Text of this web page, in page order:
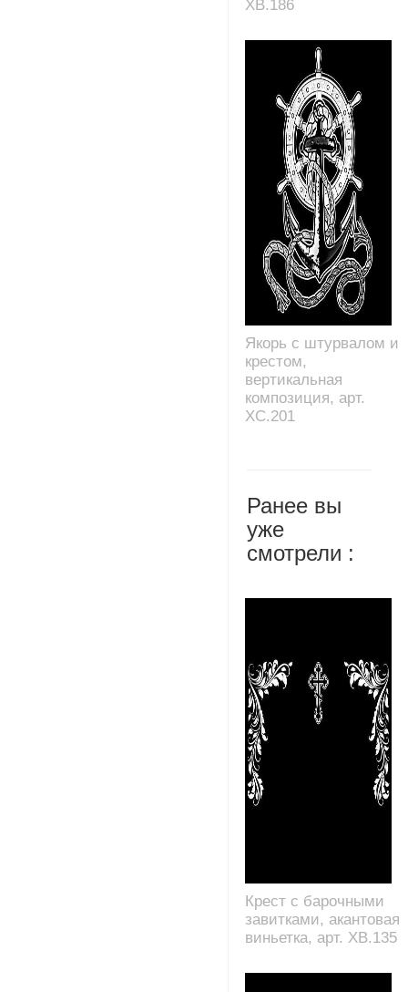
XB.186
Якорь с штурвалом и
крестом,
вертикальная
композиция, арт.
XC.201
Ранее вы
уже
смотрели :
Крест с барочными
завитками, акантовая
виньетка, арт. XB.135